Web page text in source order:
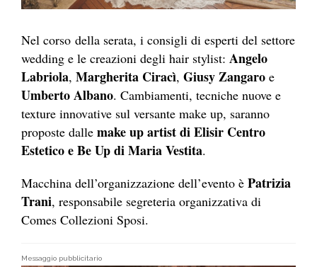
Nel corso della serata, i consigli di esperti del settore
wedding e le creazioni degli hair stylist: Angelo
Labriola, Margherita Ciracì, Giusy Zangaro e
Umberto Albano. Cambiamenti, tecniche nuove e
texture innovative sul versante make up, saranno
proposte dalle make up artist di Elisir Centro
Estetico e Be Up di Maria Vestita.
Macchina dell’organizzazione dell’evento è Patrizia
Trani, responsabile segreteria organizzativa di
Comes Collezioni Sposi.
Messaggio pubblicitario